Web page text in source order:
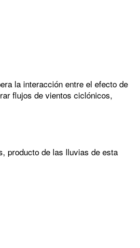
la interacción entre el efecto de
flujos de vientos ciclónicos,
producto de las lluvias de esta